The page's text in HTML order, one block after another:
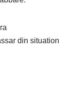
din situation